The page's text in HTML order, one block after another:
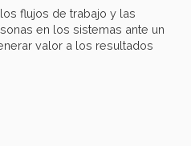
flujos de trabajo y las
en los sistemas ante un
valor a los resultados